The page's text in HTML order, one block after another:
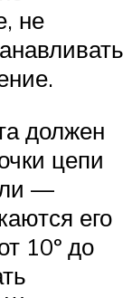
не
должен
цепи
—
его
10º до